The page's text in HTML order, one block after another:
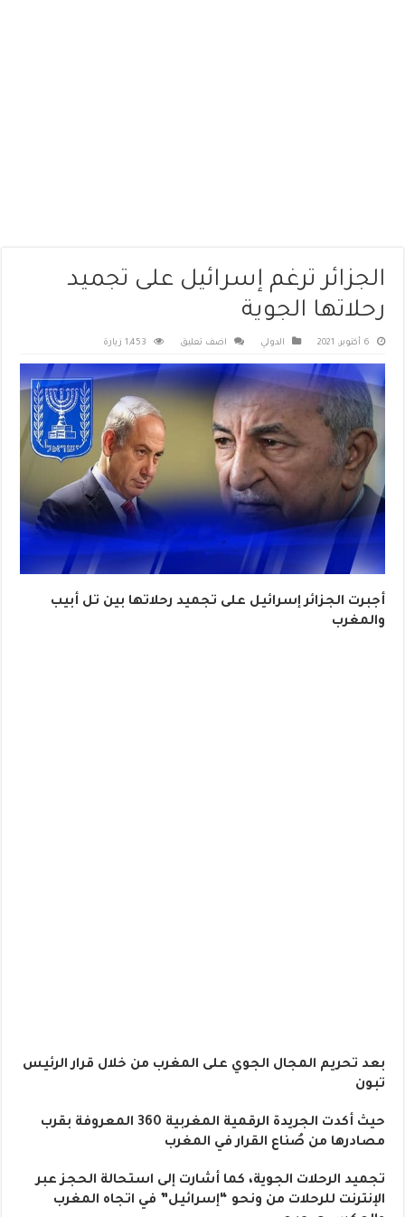
الجزائر ترغم إسرائيل على تجميد
رحلاتها الجوية
6 أكتوبر، 2021 الدولي اضف تعليق 1,453 زيارة
أجبرت الجزائر إسرائيل على تجميد رحلاتها بين تل أبيب
والمغرب
بعد تحريم المجال الجوي على المغرب من خلال قرار الرئيس
تبون
حيث أكدت الجريدة الرقمية المغربية 360 المعروفة بقرب
مصادرها من صُناع القرار في المغرب
تجميد الرحلات الجوية، كما أشارت إلى استحالة الحجز عبر
الإنترنت للرحلات من ونحو “إسرائيل” في اتجاه المغرب